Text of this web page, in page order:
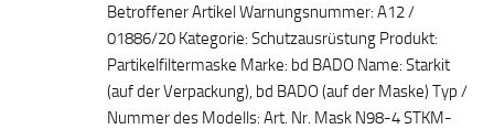
Betroffener Artikel Warnungsnummer: A12 /
01886/20 Kategorie: Schutzausrüstung Produkt:
Partikelfiltermaske Marke: bd BADO Name: Starkit
(auf der Verpackung), bd BADO (auf der Maske) Typ /
Nummer des Modells: Art. Nr. Mask N98-4 STKM-